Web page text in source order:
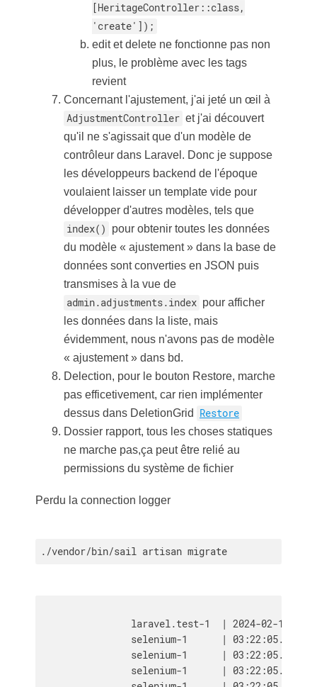
[HeritageController::class,
'create']);
edit et delete ne fonctionne pas non
plus, le problème avec les tags
revient
Concernant l'ajustement, j'ai jeté un œil à
AdjustmentController et j'ai découvert
qu'il ne s'agissait que d'un modèle de
contrôleur dans Laravel. Donc je suppose
les développeurs backend de l'époque
voulaient laisser un template vide pour
développer d'autres modèles, tels que
index()
pour obtenir toutes les données
du modèle « ajustement » dans la base de
données sont converties en JSON puis
transmises à la vue de
admin.adjustments.index pour afficher
les données dans la liste, mais
évidemment, nous n'avons pas de modèle
« ajustement » dans bd.
Delection, pour le bouton Restore, marche
pas efficetivement, car rien implémenter
dessus dans DeletionGrid
Restore
Dossier rapport, tous les choses statiques
ne marche pas,ça peut être relié au
permissions du système de fichier
Perdu la connection logger
./vendor/bin/sail artisan migrate
laravel.test-1  | 2024-02-15
selenium-1      | 03:22:05.093
selenium-1      | 03:22:05.114
selenium-1      | 03:22:05.816